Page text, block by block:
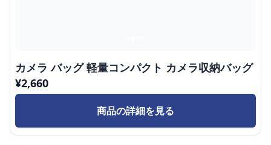
カメラ バッグ 軽量コンパクト カメラ収納バッグ
¥2,660
商品の詳細を見る